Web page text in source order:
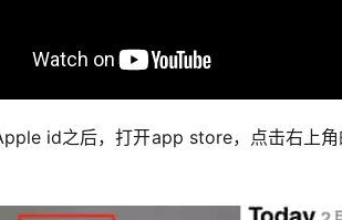
id之后，打开app store，点击右上